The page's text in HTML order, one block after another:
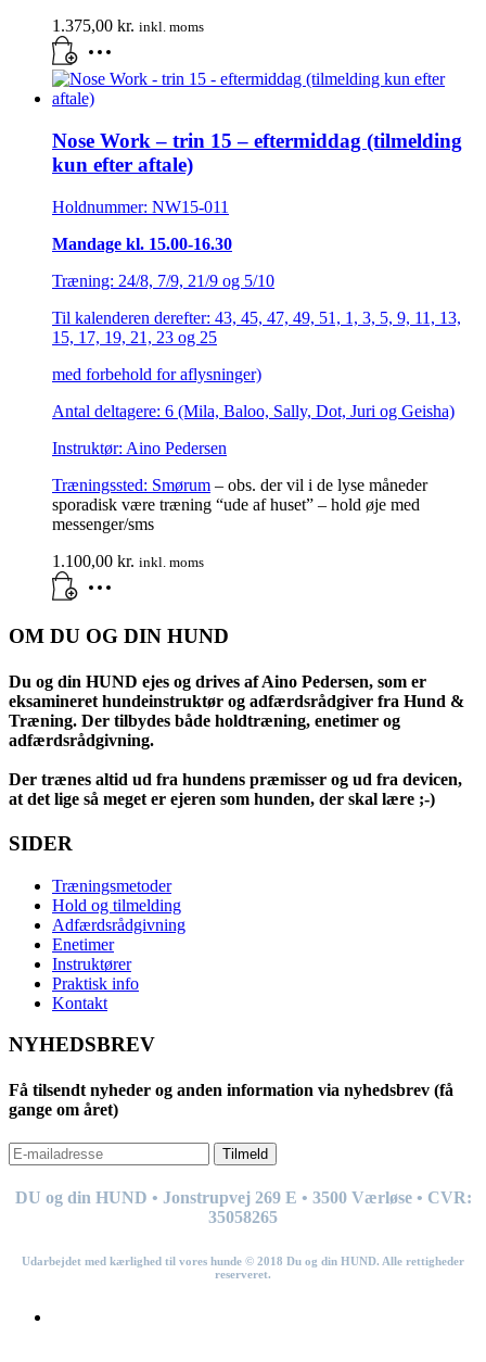
1.375,00 kr. inkl. moms
Nose Work – trin 15 – eftermiddag (tilmelding
kun efter aftale)
Holdnummer: NW15-011
Mandage kl. 15.00-16.30
Træning: 24/8, 7/9, 21/9 og 5/10
Til kalenderen derefter: 43, 45, 47, 49, 51, 1, 3, 5, 9, 11, 13,
15, 17, 19, 21, 23 og 25
med forbehold for aflysninger)
Antal deltagere: 6 (Mila, Baloo, Sally, Dot, Juri og Geisha)
Instruktør: Aino Pedersen
Træningssted: Smørum – obs. der vil i de lyse måneder
sporadisk være træning “ude af huset” – hold øje med
messenger/sms
1.100,00 kr. inkl. moms
OM DU OG DIN HUND
Du og din HUND ejes og drives af Aino Pedersen, som er
eksamineret hundeinstruktør og adfærdsrådgiver fra Hund &
Træning. Der tilbydes både holdtræning, enetimer og
adfærdsrådgivning.
Der trænes altid ud fra hundens præmisser og ud fra devicen,
at det lige så meget er ejeren som hunden, der skal lære ;-)
SIDER
Træningsmetoder
Hold og tilmelding
Adfærdsrådgivning
Enetimer
Instruktører
Praktisk info
Kontakt
NYHEDSBREV
Få tilsendt nyheder og anden information via nyhedsbrev (få
gange om året)
Tilmeld
DU og din HUND • Jonstrupvej 269 E • 3500 Værløse • CVR:
35058265
Udarbejdet med kærlighed til vores hunde © 201 8 Du og din HUND. Alle rettigheder
reserveret.